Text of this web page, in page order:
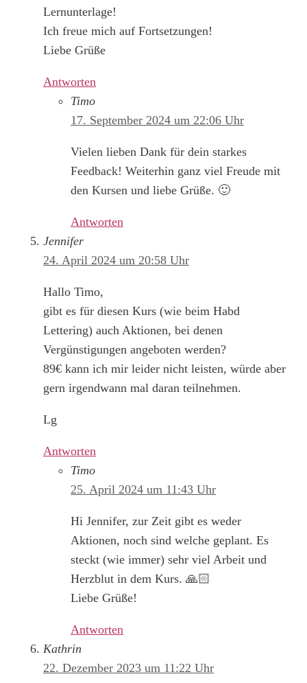
Lernunterlage!
Ich freue mich auf Fortsetzungen!
Liebe Grüße
Antworten
Timo
17. September 2024 um 22:06 Uhr
Vielen lieben Dank für dein starkes
Feedback! Weiterhin ganz viel Freude mit
den Kursen und liebe Grüße. 🙂
Antworten
Jennifer
24. April 2024 um 20:58 Uhr
Hallo Timo,
gibt es für diesen Kurs (wie beim Habd
Lettering) auch Aktionen, bei denen
Vergünstigungen angeboten werden?
89€ kann ich mir leider nicht leisten, würde aber
gern irgendwann mal daran teilnehmen.
Lg
Antworten
Timo
25. April 2024 um 11:43 Uhr
Hi Jennifer, zur Zeit gibt es weder
Aktionen, noch sind welche geplant. Es
steckt (wie immer) sehr viel Arbeit und
Herzblut in dem Kurs. 🙏🏻
Liebe Grüße!
Antworten
Kathrin
22. Dezember 2023 um 11:22 Uhr